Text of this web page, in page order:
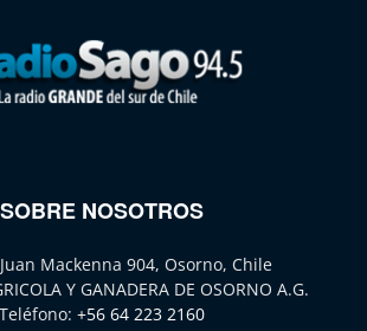
SOBRE NOSOTROS
Mackenna 904, Osorno, Chile
Y GANADERA DE OSORNO A.G.
Teléfono: +56 64 223 2160